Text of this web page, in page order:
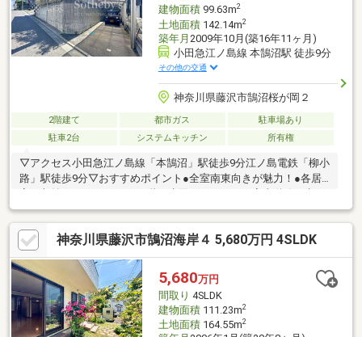
建物面積99.63m2
土地面積142.14m2
築年月 2009年10月(築16年11ヶ月)
小田急江ノ島線 本鵠沼駅 徒歩9分
その他の交通
神奈川県藤沢市鵠沼桜が岡２
2階建て 都市ガス
駐車場あり
駐車2台
システムキッチン 所有権
▽アクセス小田急江ノ島線「本鵠沼」駅徒歩9分江ノ島電鉄「柳小
路」駅徒歩9分▽おすすめポイント●全室南東向きが魅力！●各居
られています！●LDKは2面採光になり快適な空間！●24時間換気
システム・オートバス・浄水器・TVモニター付きインターフォン
付き！●駐車2台可能！（車種による）●2階建て4LDKの暮らしや
すいお住まいで充実の間取り！●徒歩10分以内にスーパー・ドラ
ッグストア・小学校・中学校が揃う！─── リストはお住まい探し
のお悩み、ご不安をサポート。・物件の詳細はお気軽にお問い合
わせください！
神奈川県藤沢市鵠沼海岸４ 5,680万円 4SLDK
5,680万円
間取り 4SLDK
建物面積111.23m2
土地面積164.55m2